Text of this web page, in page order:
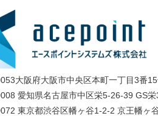
大阪府大阪市中央区本町一丁目3番
愛知県名古屋市中区栄5-26-39 GS栄
東京都渋谷区幡ヶ谷1-2-2 京王幡ヶ